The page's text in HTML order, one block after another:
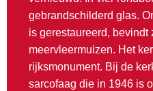
gebrandschilderd glas.
is gerestaureerd, bevindt
meervleermuizen. Het
rijksmonument. Bij de
sarcofaag die in 1946 is